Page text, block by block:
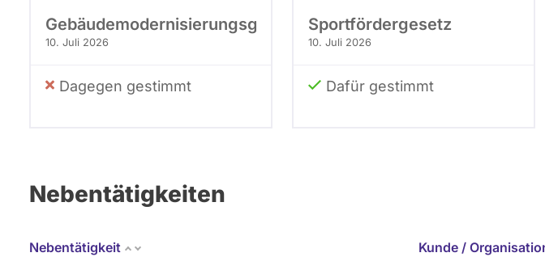
Gebäudemodernisierungsgesetz
10. Juli 2026
Dagegen gestimmt
Sportfördergesetz
10. Juli 2026
Dafür gestimmt
Nebentätigkeiten
Nebentätigkeit Kunde /